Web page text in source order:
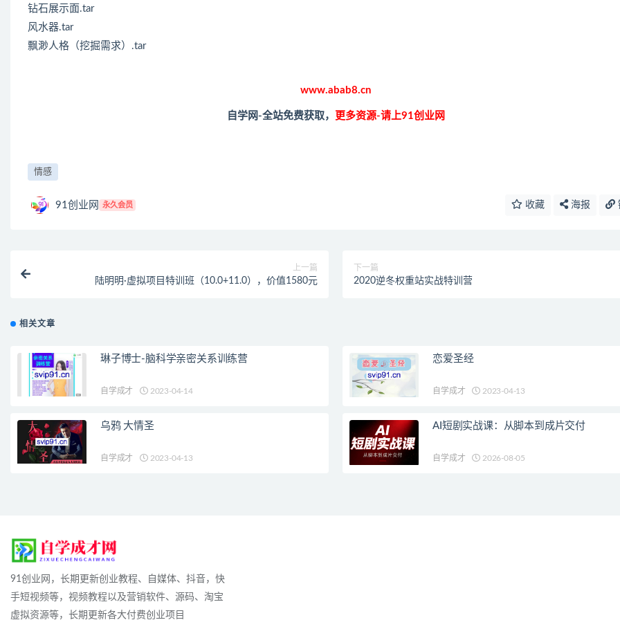
钻石展示面.tar
风水器.tar
飘渺人格（挖掘需求）.tar
www.abab8.cn
自学网-全站免费获取， 更多资源-请上91创业网
情感
91创业网 永久会员 收藏 海报
上一篇
陆明明·虚拟项目特训班（10.0+11.0），价值1580元
下一篇
2020逆冬权重站实战特训营
相关文章
琳子博士-脑科学亲密关系训练营
自学成才 2023-04-14
恋爱圣经
自学成才 2023-04-13
乌鸦 大情圣
自学成才 2023-04-13
AI短剧实战课：从脚本到成片交付
自学成才 2026-08-05
91创业网，长期更新创业教程、自媒体、抖音，快
手短视频等，视频教程以及营销软件、源码、淘宝
虚拟资源等，长期更新各大付费创业项目